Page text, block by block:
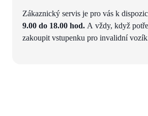
Zákaznický servis je pro vás k
9.00 do 18.00 hod. A vždy, když
zakoupit vstupenku pro invalidní